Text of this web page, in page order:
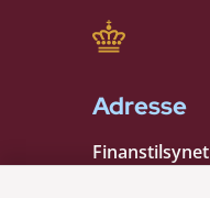
Adresse
Finanstilsynet